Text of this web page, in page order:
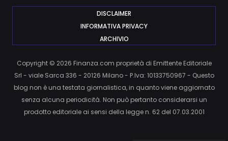
DISCLAIMER
INFORMATIVA PRIVACY
ARCHIVIO
Copyright © 2026 Finanza.com proprietà di Emittente Editoriale
Srl - viale Sarca 336 - 20126 Milano - P.Iva: 10133750967 - Questo
blog non è una testata giornalistica, in quanto viene aggiornato
senza alcuna periodicità. Non può pertanto considerarsi un
prodotto editoriale ai sensi della legge n. 62 del 07.03.2001